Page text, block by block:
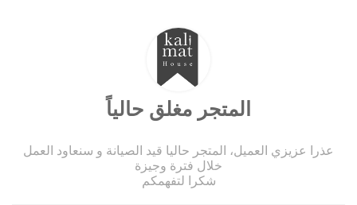
المتجر مغلق حالياً
عذرا عزيزي العميل، المتجر حاليا قيد الصيانة و سنعاود العمل
خلال فترة وجيزة
شكرا لتفهمكم